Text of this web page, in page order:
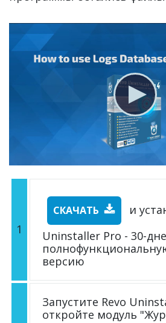
1
СКАЧАТЬ
и
Uninstaller Pro - 30-
версию
Запустите Revo
откройте модуль